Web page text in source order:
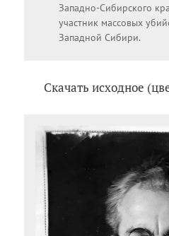
Западно-Сибирского
участник массовых
Западной Сибири.
Скачать исходное